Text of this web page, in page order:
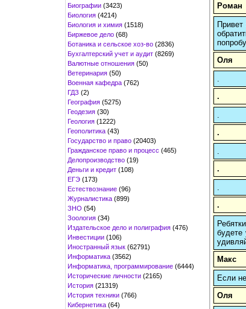
Биографии (3423)
Биология (4214)
Биология и химия (1518)
Биржевое дело (68)
Ботаника и сельское хоз-во (2836)
Бухгалтерский учет и аудит (8269)
Валютные отношения (50)
Ветеринария (50)
Военная кафедра (762)
ГДЗ (2)
География (5275)
Геодезия (30)
Геология (1222)
Геополитика (43)
Государство и право (20403)
Гражданское право и процесс (465)
Делопроизводство (19)
Деньги и кредит (108)
ЕГЭ (173)
Естествознание (96)
Журналистика (899)
ЗНО (54)
Зоология (34)
Издательское дело и полиграфия (476)
Инвестиции (106)
Иностранный язык (62791)
Информатика (3562)
Информатика, программирование (6444)
Исторические личности (2165)
История (21319)
История техники (766)
Кибернетика (64)
Роман
Оля
.
.
.
.
.
.
.
.
будете
Макс
Если
Оля